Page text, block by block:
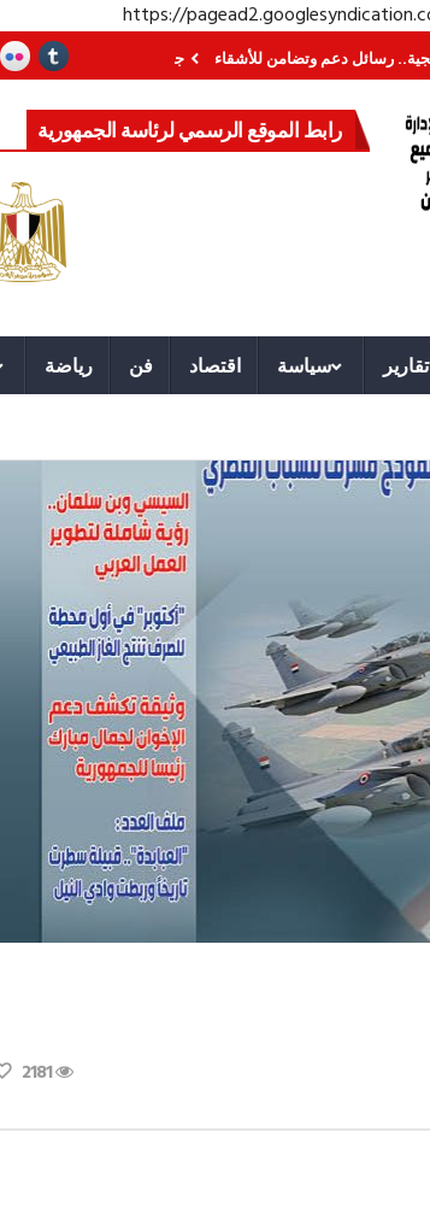
https://
دعم وتضامن للأشقاء جهاز مستقبل مصر نموذجا.. لماذا
رابط الموقع الرسمي لرئاسة الجمهورية
تقارير سياسة اقتصاد فن رياضة
2181